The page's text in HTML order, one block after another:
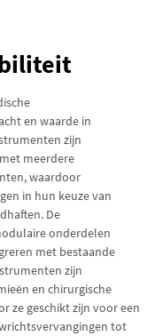
en waarde in
zijn
meerdere
waardoor
in hun keuze van
De
onderdelen
met bestaande
zijn
en chirurgische
ze geschikt zijn voor een
tot